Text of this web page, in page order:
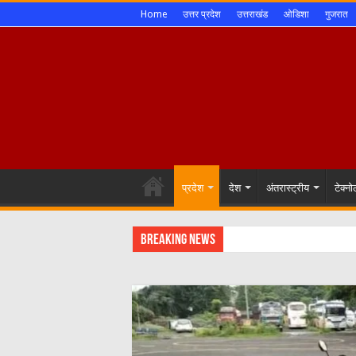
Home उत्तर प्रदेश उत्तराखंड ओडिशा गुजरात
प्रदेश देश अंतरास्ट्रीय
Breaking News